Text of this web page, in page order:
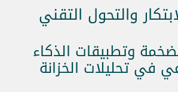
والتحول التقني
وتطبيقات الذكاء
في تحليلات الخزانة